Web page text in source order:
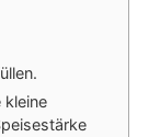
kleine